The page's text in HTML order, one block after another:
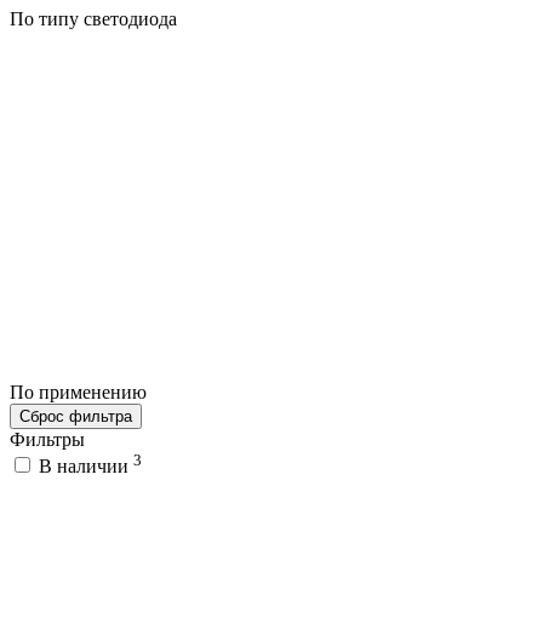
По типу светодиода
По применению
Сброс фильтра
Фильтры
В наличии 3